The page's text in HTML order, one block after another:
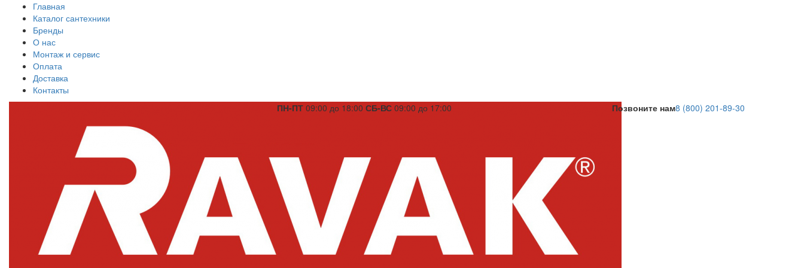
Главная
Каталог сантехники
Бренды
О нас
Монтаж и сервис
Оплата
Доставка
Контакты
ПН-ПТ 09:00 до 18:00 СБ-ВС 09:00 до 17:00 Позвоните нам8 (800) 201-89-30